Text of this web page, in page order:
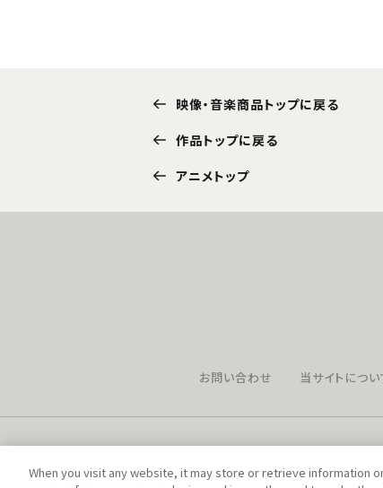
映像・音楽商品トップに戻る
作品トップに戻る
アニメトップ
お問い合わせ 当サイトについ
When you visit any website, it may store or retrieve information